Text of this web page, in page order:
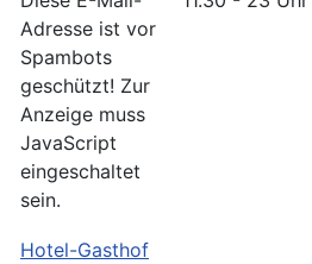
Adresse ist vor
Spambots
geschützt! Zur
Anzeige muss
JavaScript
eingeschaltet
sein.
Hotel-Gasthof